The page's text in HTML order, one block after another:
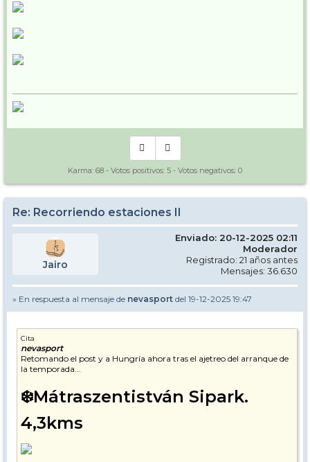
Karma: 68 - Votos positivos: 5 - Votos negativos: 0
Re: Recorriendo estaciones II
Jairo
Enviado: 20-12-2025 02:11
Moderador
Registrado: 21 años antes
Mensajes: 36.630
» En respuesta al mensaje de nevasport del 19-12-2025 19:47
Cita
nevasport
Retomando el post y a Hungría ahora tras el ajetreo del arranque de
la temporada...
❄️Mátraszentistván Sipark.
4,3kms